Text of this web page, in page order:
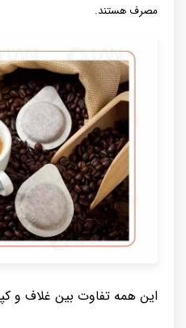
مصرف هستند.
این همه تفاوت بین غلاف و